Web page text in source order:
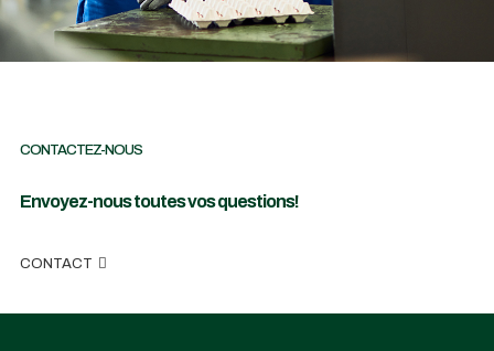
CONTACTEZ-NOUS
Envoyez-nous toutes vos questions!
CONTACT